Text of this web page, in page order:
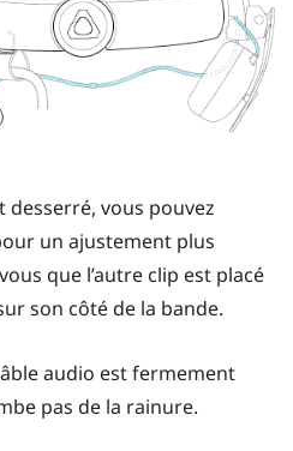
vous pouvez
un ajustement plus
que l’autre clip est placé
son côté de la bande.
audio est fermement
pas de la rainure.